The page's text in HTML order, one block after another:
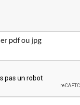
pdf ou jpg